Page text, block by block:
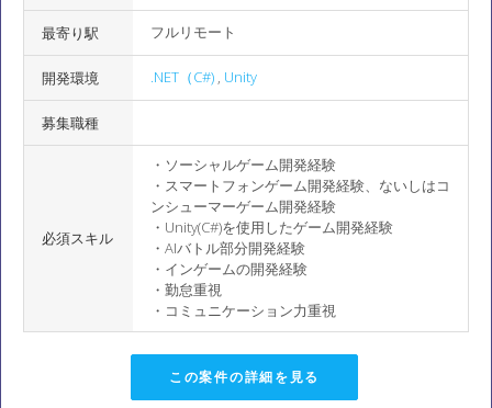
最寄り駅 フルリモート
開発環境 .NET（C#) , Unity
募集職種
必須スキル
・ソーシャルゲーム開発経験
・スマートフォンゲーム開発経験、ないしはコ
ンシューマーゲーム開発経験
・Unity(C#)を使用したゲーム開発経験
・AIバトル部分開発経験
・インゲームの開発経験
・勤怠重視
・コミュニケーション力重視
この案件の詳細を見る